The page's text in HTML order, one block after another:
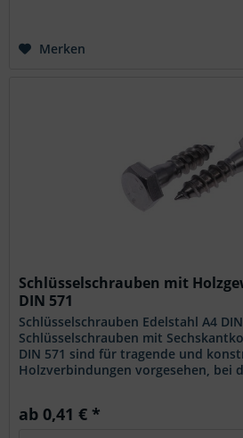
Merken
Schlüsselschrauben mit
DIN 571
Schlüsselschrauben Edelstahl A4 DIN
Schlüsselschrauben mit
DIN 571 sind für tragende und
Holzverbindungen vorgesehen, bei
ab 0,41 € *